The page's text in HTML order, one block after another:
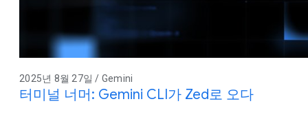
2025년 8월 27일 / Gemini
터미널 너머: Gemini CLI가 Zed로 오다